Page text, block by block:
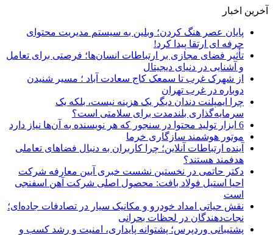
آخرین اخبار
پایان عصر هنگ کردن؛ وبلین به سیستم مدیریت محتوای
حرفه ای ارتقا پیدا کرد!
تأثیر فضای مجازی بر ارتباطات انسان‌ها؛ فرصتی برای تعامل
و آشنایی در دنیای دیجیتال
از شهرک غرب تا سمعک کاج سعادت آباد ؛ مسیر شنیدن
دوباره در غرب تهران
چرا ایمپلنت دندان دیگر یک هزینه نیست، بلکه یک
سرمایه‌گذاری بلندمدت برای سلامتی است؟
6 ابزار تولید محتوا در سنجور که هر نویسنده به آن‌ها نیاز دارد
موتور هوشمند سازگاری خرما
آینده ارتباطات آنلاین؛ چرا کاربران به دنبال فضاهای تعاملی
هدفمند هستند؟
دکتر حاتمی در نخستین نشست خبری آیین معارفه شرکت
احیا استیل فولاد بافت: محصول اصلی شرکت آهن اسفنجی
است
نقش حیاتی امداد خودرو و مکانیک سیار در تصادفات جاده‌ای؛
نجات‌دهندگان در لحظات بحرانی
پشتیبانی وردپرس؛ پشتوانه پایداری، امنیت و رشد کسب‌ و